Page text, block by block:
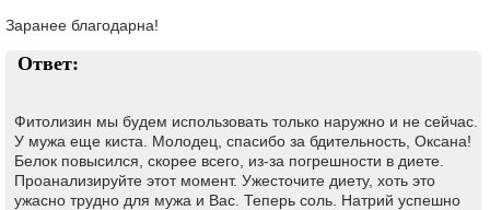
Заранее благодарна!
Ответ:
Фитолизин мы будем использовать только наружно и не сейчас.
У мужа еще киста. Молодец, спасибо за бдительность, Оксана!
Белок повысился, скорее всего, из-за погрешности в диете.
Проанализируйте этот момент. Ужесточите диету, хоть это
ужасно трудно для мужа и Вас. Теперь соль. Натрий успешно